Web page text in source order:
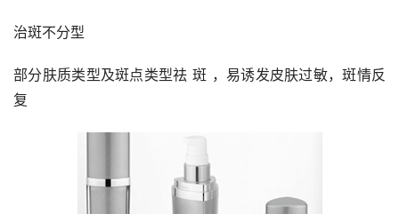
治斑不分型
部分肤质类型及斑点类型祛 斑 ，易诱发皮肤过敏，斑情反
复